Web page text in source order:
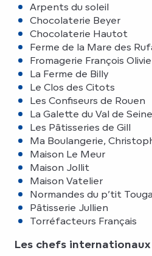
Arpents du soleil
Chocolaterie Beyer
Chocolaterie Hautot
Ferme de la Mare des
Fromagerie François
La Ferme de Billy
Le Clos des Citots
Les Confiseurs de Rouen
La Galette du Val de Seine
Les Pâtisseries de Gill
Ma Boulangerie,
Maison Le Meur
Maison Jollit
Maison Vatelier
Normandes du p’tit
Pâtisserie Jullien
Torréfacteurs Français
Les chefs internationaux